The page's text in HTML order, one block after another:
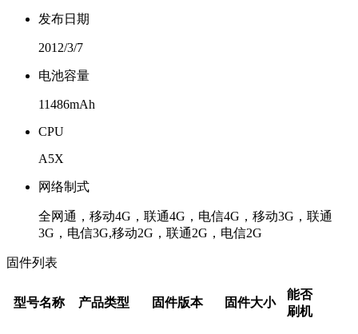
发布日期
2012/3/7
电池容量
11486mAh
CPU
A5X
网络制式
全网通，移动4G，联通4G，电信4G，移动3G，联通
3G，电信3G,移动2G，联通2G，电信2G
固件列表
型号名称 产品类型 固件版本 固件大小
能否
刷机